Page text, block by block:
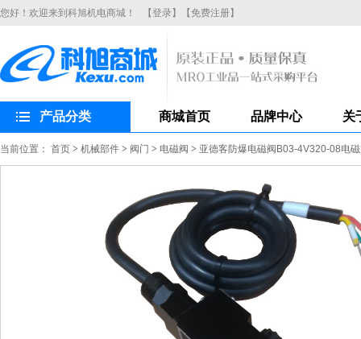
您好！欢迎来到科旭机电商城！ 【登录】 【免费注册】
产品分类 商城首页 品牌中心 关
当前位置： 首页 > 机械部件 > 阀门 > 电磁阀 > 亚德客防爆电磁阀B03-4V320-08电